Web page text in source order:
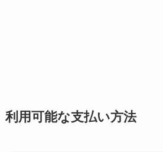
利用可能な支払い方法